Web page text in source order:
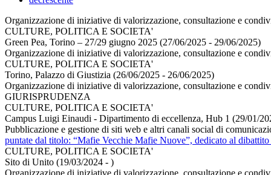
Organizzazione di iniziative di valorizzazione, consultazione e
CULTURE, POLITICA E SOCIETA'
Green Pea, Torino – 27/29 giugno 2025 (27/06/2025 - 29/06/2025)
Organizzazione di iniziative di valorizzazione, consultazione e
CULTURE, POLITICA E SOCIETA'
Torino, Palazzo di Giustizia (26/06/2025 - 26/06/2025)
Organizzazione di iniziative di valorizzazione, consultazione e
GIURISPRUDENZA
CULTURE, POLITICA E SOCIETA'
Campus Luigi Einaudi - Dipartimento di eccellenza, Hub 1 (29/01/
Pubblicazione e gestione di siti web e altri canali social di
puntate dal titolo: “Mafie Vecchie Mafie Nuove”, dedicato al
CULTURE, POLITICA E SOCIETA'
Sito di Unito (19/03/2024 - )